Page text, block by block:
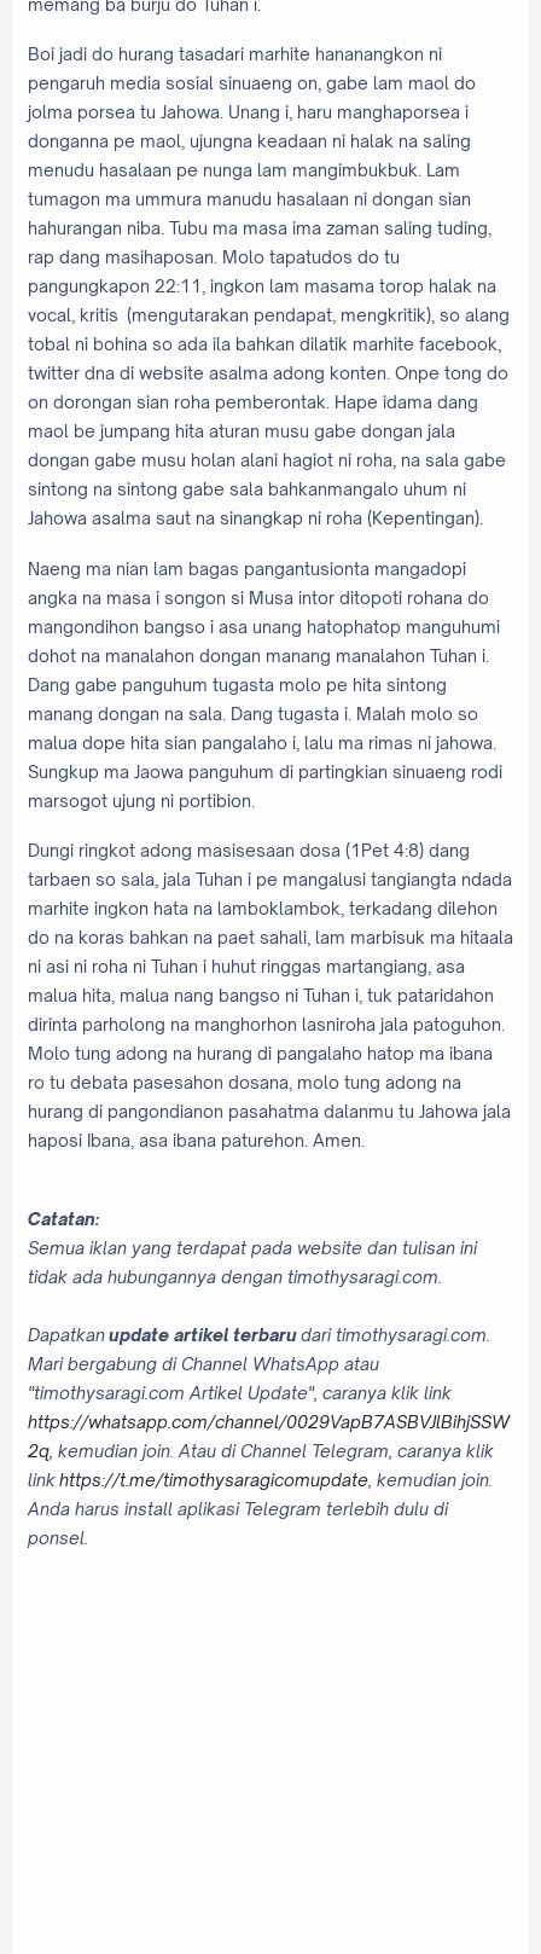
Boi jadi do hurang tasadari marhite hananangkon ni
pengaruh media sosial sinuaeng on, gabe lam maol do
jolma porsea tu Jahowa. Unang i, haru manghaporsea i
donganna pe maol, ujungna keadaan ni halak na saling
menudu hasalaan pe nunga lam mangimbukbuk. Lam
tumagon ma ummura manudu hasalaan ni dongan sian
hahurangan niba. Tubu ma masa ima zaman saling tuding,
rap dang masihaposan. Molo tapatudos do tu
pangungkapon 22:11, ingkon lam masama torop halak na
vocal, kritis (mengutarakan pendapat, mengkritik), so alang
tobal ni bohina so ada ila bahkan dilatik marhite facebook,
twitter dna di website asalma adong konten. Onpe tong do
on dorongan sian roha pemberontak. Hape idama dang
maol be jumpang hita aturan musu gabe dongan jala
dongan gabe musu holan alani hagiot ni roha, na sala gabe
sintong na sintong gabe sala bahkanmangalo uhum ni
Jahowa asalma saut na sinangkap ni roha (Kepentingan).
Naeng ma nian lam bagas pangantusionta mangadopi
angka na masa i songon si Musa intor ditopoti rohana do
mangondihon bangso i asa unang hatophatop manguhumi
dohot na manalahon dongan manang manalahon Tuhan i.
Dang gabe panguhum tugasta molo pe hita sintong
manang dongan na sala. Dang tugasta i. Malah molo so
malua dope hita sian pangalaho i, lalu ma rimas ni jahowa.
Sungkup ma Jaowa panguhum di partingkian sinuaeng rodi
marsogot ujung ni portibion.
Dungi ringkot adong masisesaan dosa (1Pet 4:8) dang
tarbaen so sala, jala Tuhan i pe mangalusi tangiangta ndada
marhite ingkon hata na lamboklambok, terkadang dilehon
do na koras bahkan na paet sahali, lam marbisuk ma hitaala
ni asi ni roha ni Tuhan i huhut ringgas martangiang, asa
malua hita, malua nang bangso ni Tuhan i, tuk pataridahon
dirinta parholong na manghorhon lasniroha jala patoguhon.
Molo tung adong na hurang di pangalaho hatop ma ibana
ro tu debata pasesahon dosana, molo tung adong na
hurang di pangondianon pasahatma dalanmu tu Jahowa jala
haposi Ibana, asa ibana paturehon. Amen.
Catatan:
Semua iklan yang terdapat pada website dan tulisan ini
tidak ada hubungannya dengan timothysaragi.com.
Dapatkanupdate artikel terbarudari timothysaragi.com.
Mari bergabung di Channel WhatsApp atau
"timothysaragi.com Artikel Update", caranya klik link
https://whatsapp.com/channel/0029VapB7ASBVJlBihjSSW
2q, kemudian join. Atau di Channel Telegram, caranya klik
linkhttps://t.me/timothysaragicomupdate, kemudian join.
Anda harus install aplikasi Telegram terlebih dulu di
ponsel.